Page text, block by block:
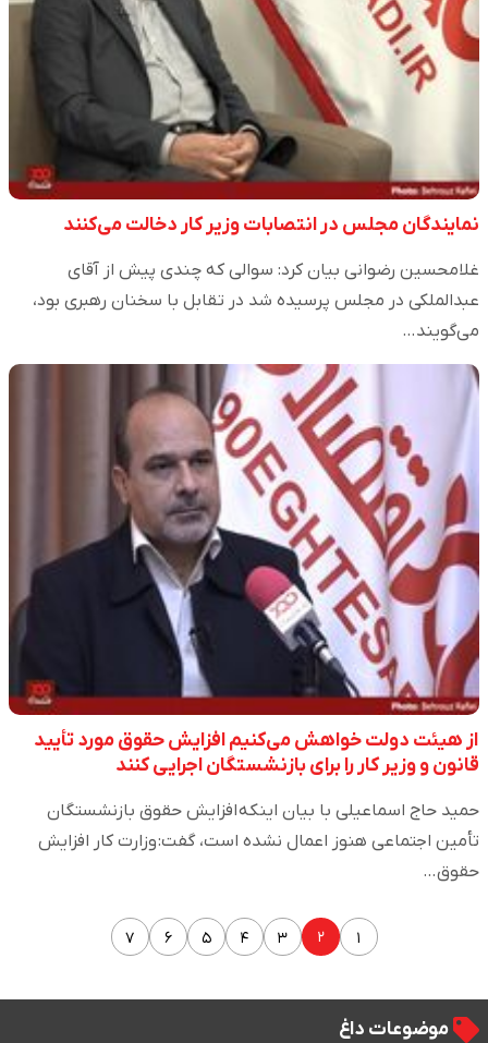
نمایندگان مجلس در انتصابات وزیر کار دخالت می‌کنند
غلامحسین رضوانی بیان کرد: سوالی که چندی پیش از آقای
عبدالملکی در مجلس پرسیده شد در تقابل با سخنان رهبری بود،
می‌گویند…
از هیئت دولت خواهش می‌کنیم افزایش حقوق مورد تأیید
قانون و وزیر کار را برای بازنشستگان اجرایی کنند
حمید حاج اسماعیلی با بیان اینکه افزایش حقوق بازنشستگان
تأمین اجتماعی هنوز اعمال نشده است، گفت: وزارت کار افزایش
حقوق…
۱ ۲ ۳ ۴ ۵ ۶ ۷
موضوعات داغ